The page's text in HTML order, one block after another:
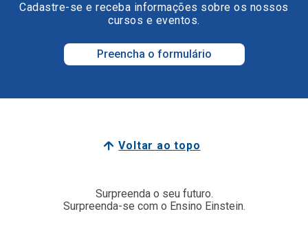
Cadastre-se e receba informações sobre os nossos
cursos e eventos.
Preencha o formulário
Voltar ao topo
Surpreenda o seu futuro.
Surpreenda-se com o Ensino Einstein.